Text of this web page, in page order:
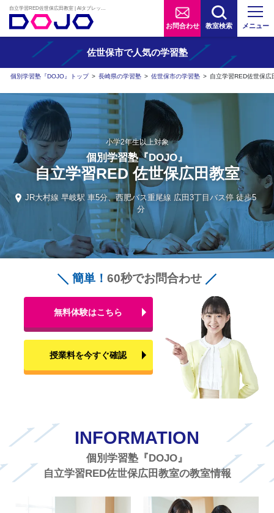
お問合わせ 教室検索 メニュー
佐世保市で人気の学習塾
個別学習塾『DOJO』トップ > 長崎県の学習塾 > 佐世保市の学習塾 > 自立学習RED佐世保広
小学2年生以上対象
個別学習塾『DOJO』
自立学習RED 佐世保広田教室
JR大村線 早岐駅 車5分、西肥バス重尾線 広田3丁目バス停 徒歩5
分
簡単！ 60秒でお問合わせ
無料体験はこちら
授業料を今すぐ確認
INFORMATION
個別学習塾『DOJO』
自立学習RED佐世保広田教室の教室情報